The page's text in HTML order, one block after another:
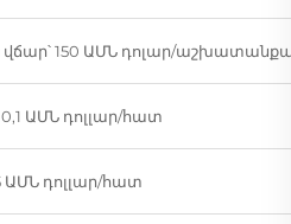
150 ԱՄՆ դոլար/
ԱՄՆ դոլլար/հատ
ԱՄՆ դոլլար/հատ